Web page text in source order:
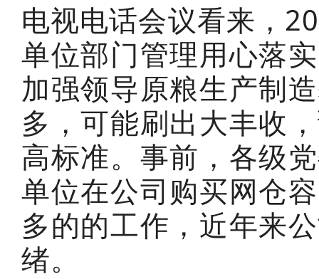
电视电话会议看来，
单位部门管理用心落
加强领导原粮生产制
多，可能刷出大丰收
高标准。事前，各级
单位在公司购买网仓
多的的工作，近年来
绪。